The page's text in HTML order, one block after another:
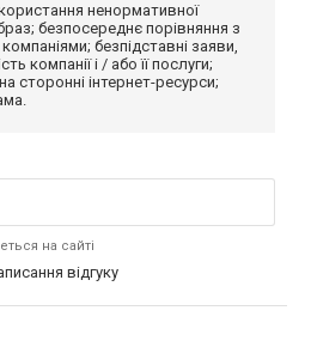
ненормативної
безпосереднє порівняння з
безпідставні заяви,
компанії і / або її послуги;
сторонні інтернет-ресурси;
на сайті
відгуку